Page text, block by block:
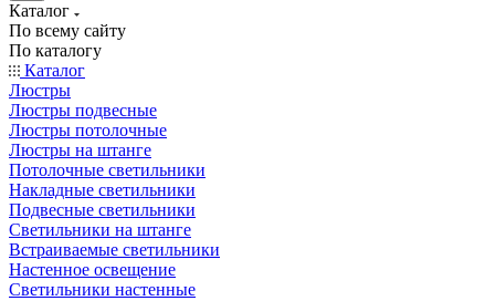
Каталог
По всему сайту
По каталогу
Каталог
Люстры
Люстры подвесные
Люстры потолочные
Люстры на штанге
Потолочные светильники
Накладные светильники
Подвесные светильники
Светильники на штанге
Встраиваемые светильники
Настенное освещение
Светильники настенные